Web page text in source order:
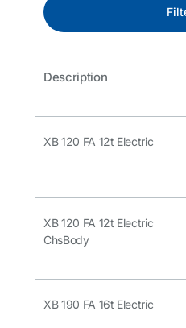
Description
XB 120 FA 12t Electric
XB 120 FA 12t Electric
ChsBody
XB 190 FA 16t Electric